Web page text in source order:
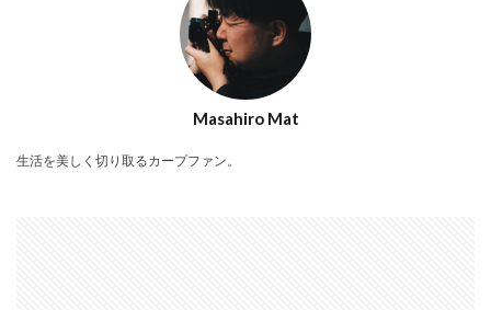
Masahiro Mat
生活を美しく切り取るカープファン。